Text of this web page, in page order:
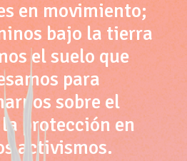
en movimiento;
bajo la tierra
el suelo que
para
sobre el
protección en
activismos.